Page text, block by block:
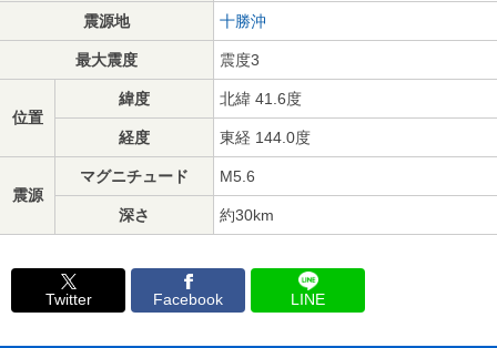
震源地 十勝沖
最大震度 震度3
位置
緯度 北緯 41.6度
経度 東経 144.0度
震源
マグニチュード M5.6
深さ 約30km
Twitter Facebook LINE